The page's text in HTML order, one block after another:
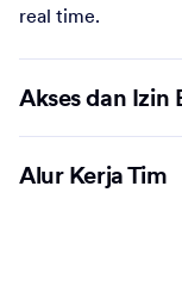
real time.
Akses dan Izin
Alur Kerja Tim